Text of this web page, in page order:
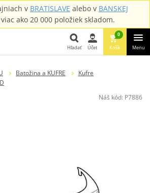
v BRATISLAVE alebo v BANSKEJ
ako 20 000 položiek skladom.
Hľadať Účet
0
Košík Menu
Batožina a KUFRE
Kufre
Náš kód: P7886